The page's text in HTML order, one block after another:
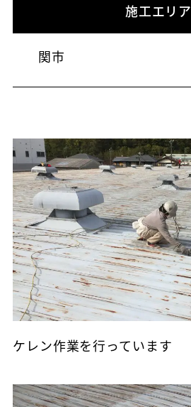
施工エリア
関市
ケレン作業を行っています